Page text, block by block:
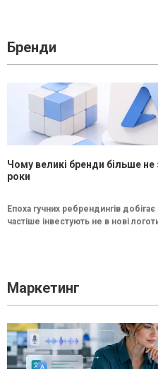
Бренди
Чому великі бренди більше
роки
Епоха гучних ребрендингів
частіше інвестують не в нові
Маркетинг